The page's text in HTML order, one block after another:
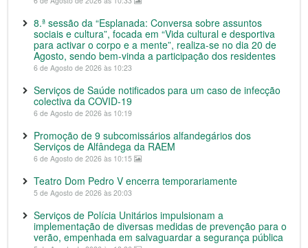
8.ª sessão da “Esplanada: Conversa sobre assuntos
sociais e cultura”, focada em “Vida cultural e desportiva
para activar o corpo e a mente”, realiza-se no dia 20 de
Agosto, sendo bem-vinda a participação dos residentes
6 de Agosto de 2026 às 10:23
Serviços de Saúde notificados para um caso de infecção
colectiva da COVID-19
6 de Agosto de 2026 às 10:19
Promoção de 9 subcomissários alfandegários dos
Serviços de Alfândega da RAEM
6 de Agosto de 2026 às 10:15
Teatro Dom Pedro V encerra temporariamente
5 de Agosto de 2026 às 20:03
Serviços de Polícia Unitários impulsionam a
implementação de diversas medidas de prevenção para o
verão, empenhada em salvaguardar a segurança pública